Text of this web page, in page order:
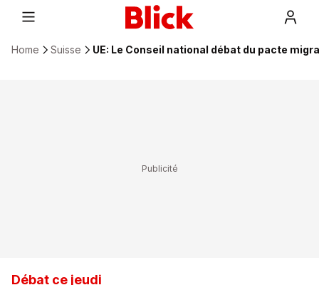
Home Suisse UE: Le Conseil national débat du pacte
Débat ce jeudi